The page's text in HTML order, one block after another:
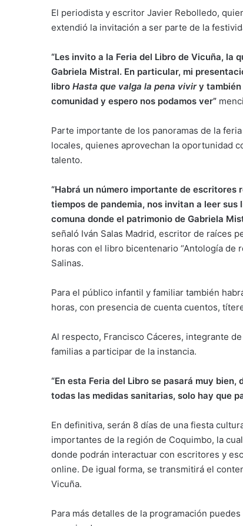
El periodista y escritor Javier Rebolledo,
extendió la invitación a ser parte de la
“Les invito a la Feria del Libro de Vicuña, la
Gabriela Mistral. En particular, mi
libro Hasta que valga la pena viviry también
comunidad y espero nos podamos ver”
Parte importante de los panoramas de la
locales, quienes aprovechan la oportunidad
talento.
“Habrá un número importante de escritores
tiempos de pandemia, nos invitan a leer
comuna donde el patrimonio de Gabriela
señaló Iván Salas Madrid, escritor de raíces
horas con el libro bicentenario “Antología de
Salinas.
Para el público infantil y familiar también
horas, con presencia de cuenta cuentos,
Al respecto, Francisco Cáceres, integrante
familias a participar de la instancia.
“En esta Feria del Libro se pasará muy
todas las medidas sanitarias, solo hay que
En definitiva, serán 8 días de una fiesta
importantes de la región de Coquimbo, la
donde podrán interactuar con escritores y
online. De igual forma, se transmitirá el
Vicuña.
Para más detalles de la programación